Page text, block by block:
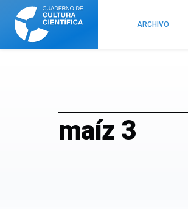
Cuaderno
Cultura
Científica
ARCHIVO
maíz 3